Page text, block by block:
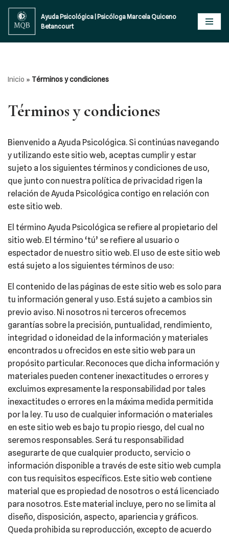
Saltar
al
Ayuda Psicológica | Psicóloga Marcela Quiceno
Betancourt
Inicio » Términos y condiciones
Términos y condiciones
Bienvenido a Ayuda Psicológica. Si continúas navegando
y utilizando este sitio web, aceptas cumplir y estar
sujeto a los siguientes términos y condiciones de uso,
que junto con nuestra política de privacidad rigen la
relación de Ayuda Psicológica contigo en relación con
este sitio web.
El término Ayuda Psicológica se refiere al propietario del
sitio web. El término ‘tú’ se refiere al usuario o
espectador de nuestro sitio web. El uso de este sitio web
está sujeto a los siguientes términos de uso:
El contenido de las páginas de este sitio web es solo para
tu información general y uso. Está sujeto a cambios sin
previo aviso. Ni nosotros ni terceros ofrecemos
garantías sobre la precisión, puntualidad, rendimiento,
integridad o idoneidad de la información y materiales
encontrados u ofrecidos en este sitio web para un
propósito particular. Reconoces que dicha información y
materiales pueden contener inexactitudes o errores y
excluimos expresamente la responsabilidad por tales
inexactitudes o errores en la máxima medida permitida
por la ley. Tu uso de cualquier información o materiales
en este sitio web es bajo tu propio riesgo, del cual no
seremos responsables. Será tu responsabilidad
asegurarte de que cualquier producto, servicio o
información disponible a través de este sitio web cumpla
con tus requisitos específicos. Este sitio web contiene
material que es propiedad de nosotros o está licenciado
para nosotros. Este material incluye, pero no se limita al
diseño, disposición, aspecto, apariencia y gráficos.
Queda prohibida su reproducción, excepto de acuerdo